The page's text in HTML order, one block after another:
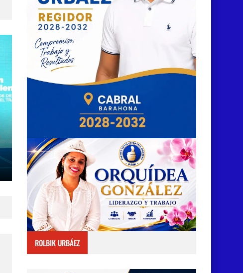
ROLBIK URBÁEZ